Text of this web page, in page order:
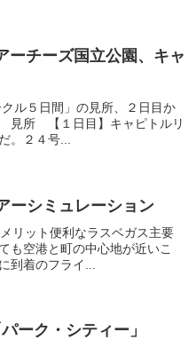
チーズ国立公園、キャ
ル５日間」の見所、２日目か
見所 【１日目】キャピトルリ
。２４号...
ーシミュレーション
リット便利なラスベガス主要
も空港と町の中心地が近いこ
到着のフライ...
ーク・シティー」